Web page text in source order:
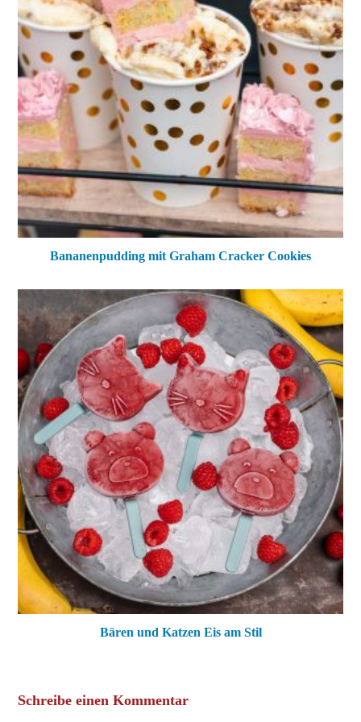
Bananenpudding mit Graham Cracker Cookies
Bären und Katzen Eis am Stil
Schreibe einen Kommentar